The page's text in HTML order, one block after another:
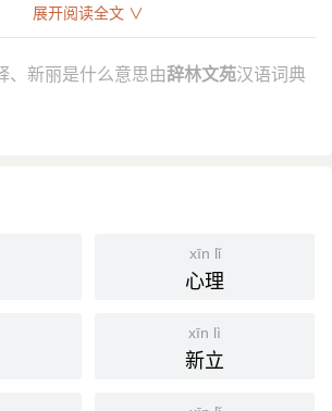
《文心雕龙·总术》：“凡精虑造文，各竞
传·李元恺》：“元愷 辞曰：‘微躯不宜服
胜其美以速咎也。’”
展开阅读全文 ∨
、新丽是什么意思由辞林文苑汉语词典
xīn lǐ
心理
xīn lì
新立